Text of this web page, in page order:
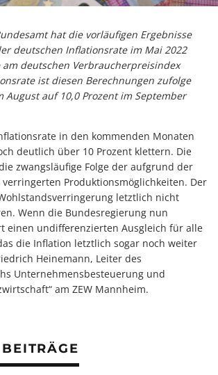
hat die vorläufigen Ergebnisse
deutschen Inflationsrate im Mai 2022
deutschen Verbraucherpreisindex
ist diesen Berechnungen zufolge
August auf 10,0 Prozent im September
in den kommenden Monaten
deutlich über 10 Prozent klettern. Die
zwangsläufige Folge der aufgrund der
Produktionsmöglichkeiten. Der
letztlich nicht
Wenn die Bundesregierung nun
einen undifferenzierten Ausgleich für alle
die Inflation letztlich sogar noch weiter
Heinemann, Leiter des
Unternehmensbesteuerung und
am ZEW Mannheim.